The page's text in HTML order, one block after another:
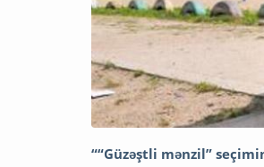
““Güzəştli mənzil”